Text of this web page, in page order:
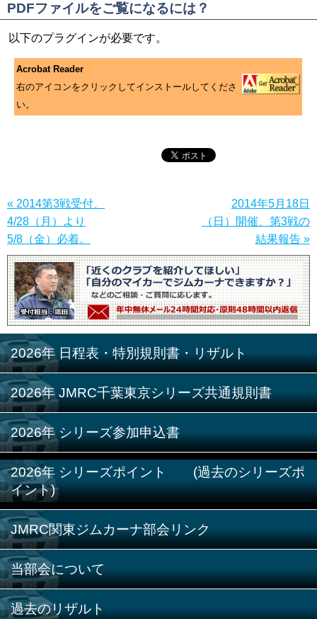
PDFファイルをご覧になるには？
以下のプラグインが必要です。
Acrobat Reader
右のアイコンをクリックしてインストールしてくださ
い。
« 2014第3戦受付、
4/28（月）より
5/8（金）必着。
2014年5月18日
（日）開催、第3戦の
結果報告 »
2026年 日程表・特別規則書・リザルト
2026年 JMRC千葉東京シリーズ共通規則書
2026年 シリーズ参加申込書
2026年 シリーズポイント (過去のシリーズポ
イント)
JMRC関東ジムカーナ部会リンク
当部会について
過去のリザルト